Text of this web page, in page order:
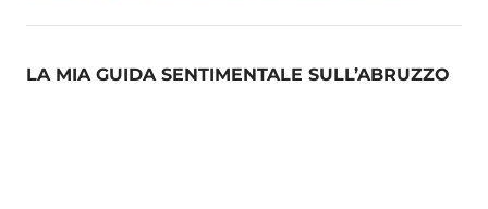
LA MIA GUIDA SENTIMENTALE SULL’ABRUZZO